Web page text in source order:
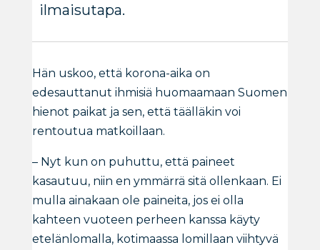
ilmaisutapa.
Hän uskoo, että korona-aika on
edesauttanut ihmisiä huomaamaan Suomen
hienot paikat ja sen, että täälläkin voi
rentoutua matkoillaan.
– Nyt kun on puhuttu, että paineet
kasautuu, niin en ymmärrä sitä ollenkaan. Ei
mulla ainakaan ole paineita, jos ei olla
kahteen vuoteen perheen kanssa käyty
etelänlomalla, kotimaassa lomillaan viihtyvä